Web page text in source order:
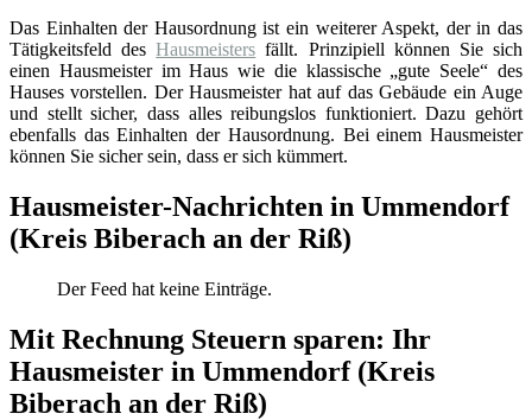
Das Einhalten der Hausordnung ist ein weiterer Aspekt, der in das
Tätigkeitsfeld desHausmeisters fällt. Prinzipiell können Sie sich
einen Hausmeister im Haus wie die klassische „gute Seele“ des
Hauses vorstellen. Der Hausmeister hat auf das Gebäude ein Auge
und stellt sicher, dass alles reibungslos funktioniert. Dazu gehört
ebenfalls das Einhalten der Hausordnung. Bei einem Hausmeister
können Sie sicher sein, dass er sich kümmert.
Hausmeister-Nachrichten in Ummendorf
(Kreis Biberach an der Riß)
Der Feed hat keine Einträge.
Mit Rechnung Steuern sparen: Ihr
Hausmeister in Ummendorf (Kreis
Biberach an der Riß)